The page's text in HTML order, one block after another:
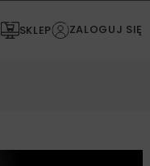
SKLEP ZALOGUJ SIĘ